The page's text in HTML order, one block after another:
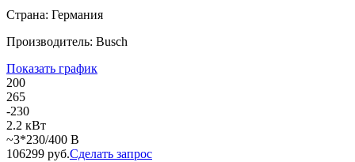
Страна: Германия
Производитель: Busch
Показать график
200
265
-230
2.2 кВт
~3*230/400 В
106299 руб.Сделать запрос